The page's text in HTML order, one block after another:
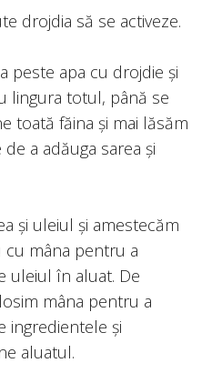
drojdia să se activeze.
peste apa cu drojdie și
lingura totul, până se
toată făina și mai lăsăm
a adăuga sarea și
și uleiul și amestecăm
cu mâna pentru a
uleiul în aluat. De
mâna pentru a
ingredientele și
aluatul.